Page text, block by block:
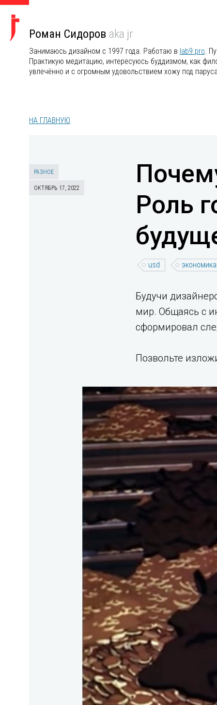
Роман Сидоров aka jr
Занимаюсь дизайном с 1997 года. Работаю в lab9.pro.
Практикую медитацию, интересуюсь буддизмом, как
увлечённо и с огромным удовольствием хожу под
НА ГЛАВНУЮ
РАЗНОЕ
ОКТЯБРЬ 17, 2022
Роль
usd экономика
Будучи
мир. Общаясь с
сформировал
Позвольте